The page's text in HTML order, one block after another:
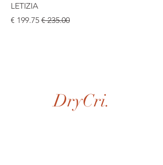
LETIZIA
سعر عاديسعر البيع
DryCri.